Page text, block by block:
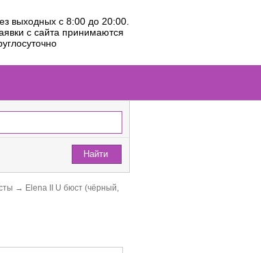
выходных с 8:00 до 20:00.
с сайта принимаются
Найти
→ Elena II U бюст (чёрный,